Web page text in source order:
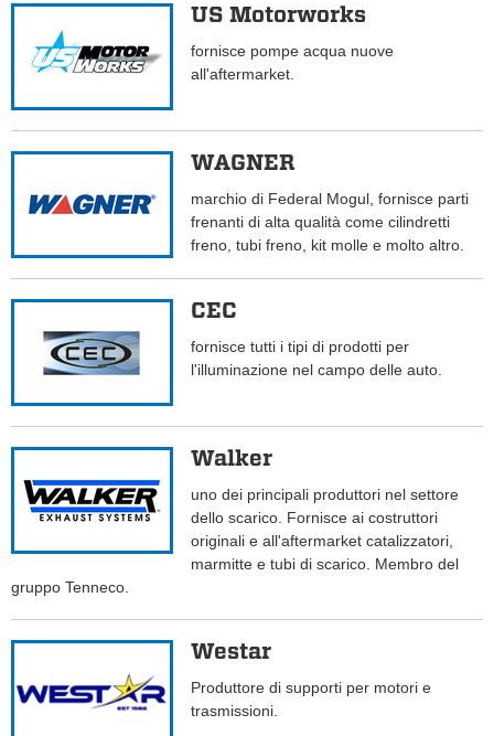
US Motorworks
fornisce pompe acqua nuove
all'aftermarket.
WAGNER
marchio di Federal Mogul, fornisce parti
frenanti di alta qualità come cilindretti
freno, tubi freno, kit molle e molto altro.
CEC
fornisce tutti i tipi di prodotti per
l'illuminazione nel campo delle auto.
Walker
uno dei principali produttori nel settore
dello scarico. Fornisce ai costruttori
originali e all'aftermarket catalizzatori,
marmitte e tubi di scarico. Membro del
gruppo Tenneco.
Westar
Produttore di supporti per motori e
trasmissioni.